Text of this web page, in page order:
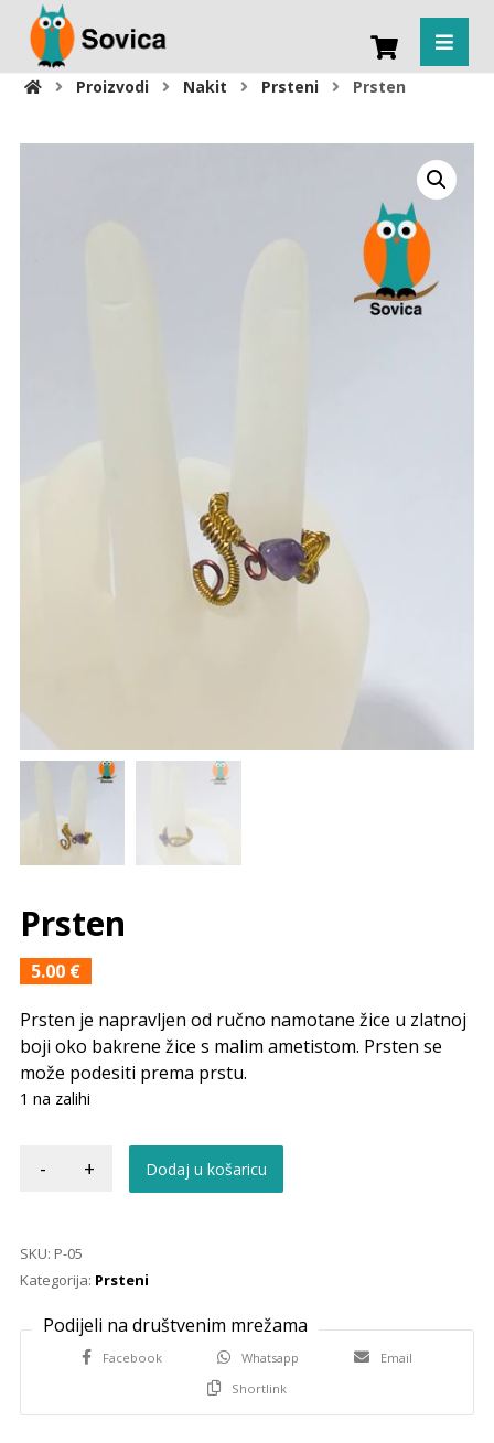
Proizvodi Nakit Prsteni Prsten
Prsten
5.00 €
Prsten je napravljen od ručno namotane žice u zlatnoj
boji oko bakrene žice s malim ametistom. Prsten se
može podesiti prema prstu.
1 na zalihi
- + Dodaj u košaricu
SKU: P-05
Kategorija: Prsteni
Facebook Whatsapp
Email
Shortlink